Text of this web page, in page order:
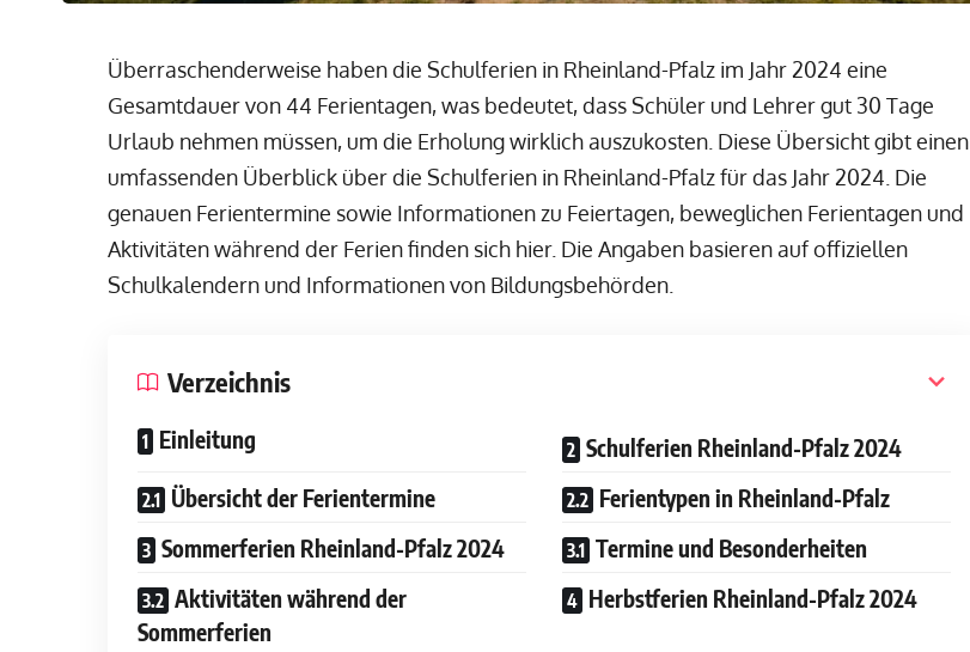
Überraschenderweise haben die Schulferien in Rheinland-Pfalz im Jahr 2024 eine
Gesamtdauer von 44 Ferientagen, was bedeutet, dass Schüler und Lehrer gut 30 Tage
Urlaub nehmen müssen, um die Erholung wirklich auszukosten. Diese Übersicht gibt einen
umfassenden Überblick über die Schulferien in Rheinland-Pfalz für das Jahr 2024. Die
genauen Ferientermine sowie Informationen zu Feiertagen, beweglichen Ferientagen und
Aktivitäten während der Ferien finden sich hier. Die Angaben basieren auf offiziellen
Schulkalendern und Informationen von Bildungsbehörden.
Verzeichnis
Einleitung
Schulferien Rheinland-Pfalz 2024
Übersicht der Ferientermine
Ferientypen in Rheinland-Pfalz
Sommerferien Rheinland-Pfalz 2024
Termine und Besonderheiten
Aktivitäten während der
Sommerferien
Herbstferien Rheinland-Pfalz 2024